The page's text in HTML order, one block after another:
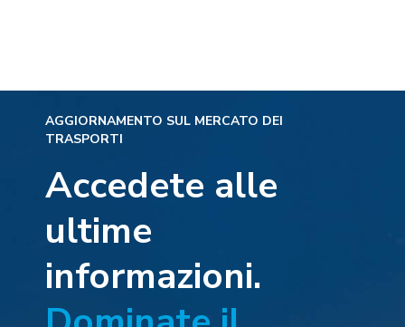
AGGIORNAMENTO SUL MERCATO DEI
TRASPORTI
Accedete alle
ultime
informazioni.